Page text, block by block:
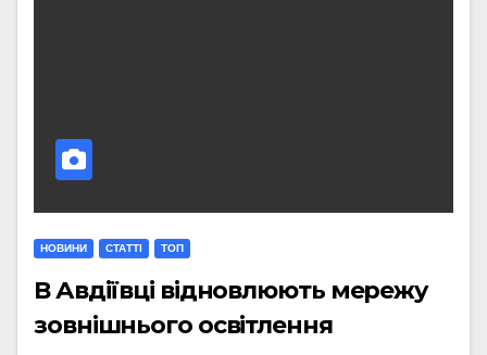
НОВИНИ СТАТТI ТОП
В Авдіївці відновлюють мережу
зовнішнього освітлення